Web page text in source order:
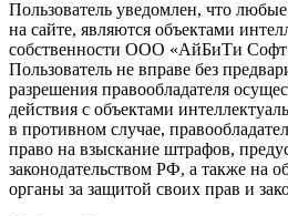
Пользователь уведомлен, что
на сайте, являются объектами
собственности ООО «АйБиТи
Пользователь не вправе без
разрешения правообладателя
действия с объектами
в противном случае,
право на взыскание штрафов,
законодательством РФ, а также на
органы за защитой своих прав и